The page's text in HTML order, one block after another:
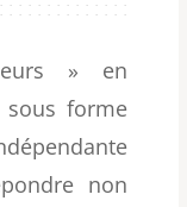
» en
sous forme
non